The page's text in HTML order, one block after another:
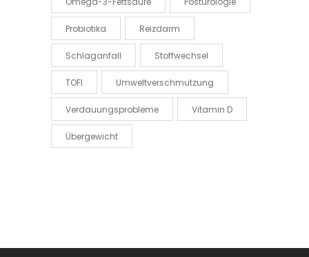
Probiotika Reizdarm
Schlaganfall Stoffwechsel
TOFI Umweltverschmutzung
Verdauungsprobleme Vitamin D
Übergewicht